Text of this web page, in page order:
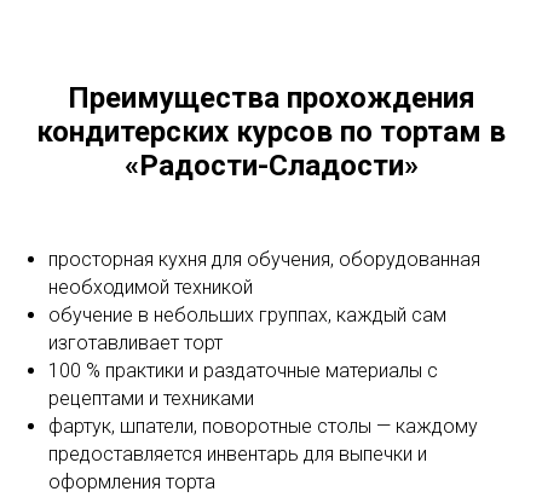
Преимущества прохождения
кондитерских курсов по тортам в
«Радости-Сладости»
просторная кухня для обучения, оборудованная
необходимой техникой
обучение в небольших группах, каждый сам
изготавливает торт
100 % практики и раздаточные материалы с
рецептами и техниками
фартук, шпатели, поворотные столы — каждому
предоставляется инвентарь для выпечки и
оформления торта